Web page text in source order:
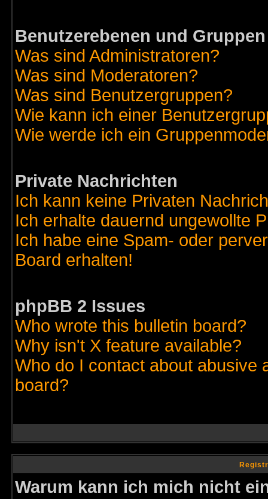
Benutzerebenen und Gruppen
Was sind Administratoren?
Was sind Moderatoren?
Was sind Benutzergruppen?
Wie kann ich einer
Wie werde ich ein
Private Nachrichten
Ich kann keine Privaten
Ich erhalte dauernd ungewollte
Ich habe eine Spam- oder
Board erhalten!
phpBB 2 Issues
Who wrote this bulletin board?
Why isn't X feature available?
Who do I contact about abusive
board?
Warum kann ich mich nicht